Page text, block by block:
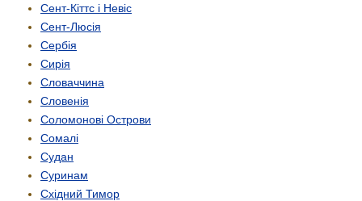
Сент-Кіттс і Невіс
Сент-Люсія
Сербія
Сирія
Словаччина
Словенія
Соломонові Острови
Сомалі
Судан
Суринам
Східний Тимор